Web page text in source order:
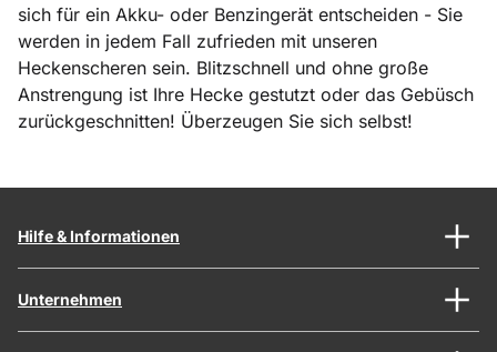
sich für ein Akku- oder Benzingerät entscheiden - Sie
werden in jedem Fall zufrieden mit unseren
Heckenscheren sein. Blitzschnell und ohne große
Anstrengung ist Ihre Hecke gestutzt oder das Gebüsch
zurückgeschnitten! Überzeugen Sie sich selbst!
Hilfe & Informationen
Unternehmen